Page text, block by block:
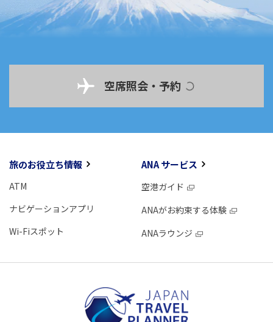
空席照会・予約
旅のお役立ち情報
ATM
ナビゲーションアプリ
Wi-Fiスポット
ANA サービス
空港ガイド
ANAがお約束する体験
ANAラウンジ